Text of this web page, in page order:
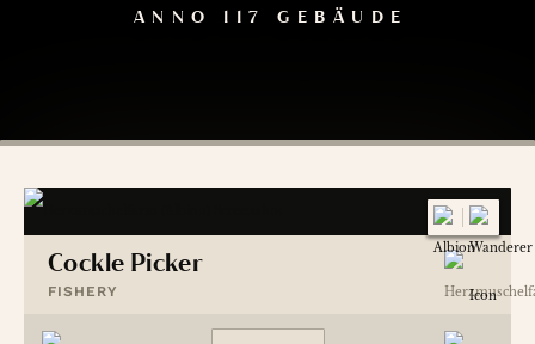
ANNO 117 GEBÄUDE
Cockle Picker
FISHERY